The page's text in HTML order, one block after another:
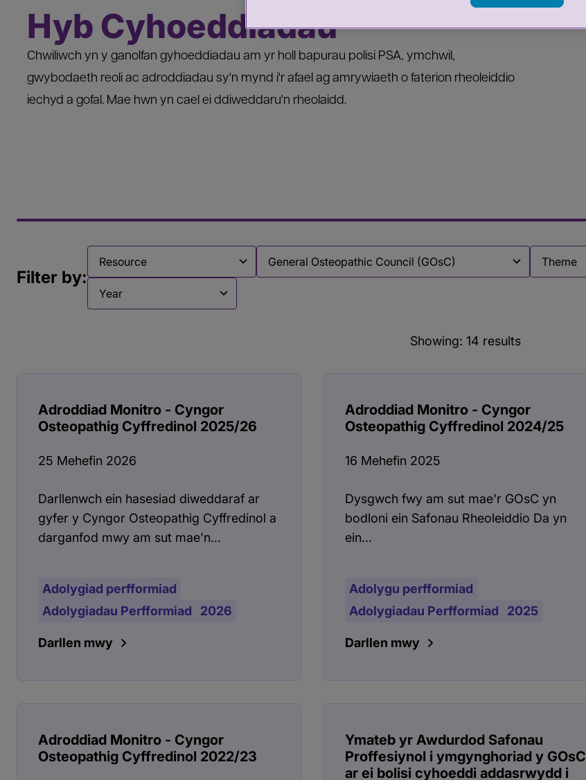
Hyb Cyhoeddiadau
Chwiliwch yn y ganolfan gyhoeddiadau am yr holl bapurau polisi PSA, ymchwil,
gwybodaeth reoli ac adroddiadau sy'n mynd i'r afael ag amrywiaeth o faterion rheoleiddio
iechyd a gofal. Mae hwn yn cael ei ddiweddaru'n rheolaidd.
Filter by:
Showing: 14 results
Adroddiad Monitro - Cyngor
Osteopathig Cyffredinol 2025/26
25 Mehefin 2026
Darllenwch ein hasesiad diweddaraf ar
gyfer y Cyngor Osteopathig Cyffredinol a
darganfod mwy am sut mae'n...
Adolygiad perfformiad
Adolygiadau Perfformiad
2026
Darllen mwy
Adroddiad Monitro - Cyngor
Osteopathig Cyffredinol 2024/25
16 Mehefin 2025
Dysgwch fwy am sut mae'r GOsC yn
bodloni ein Safonau Rheoleiddio Da yn
ein...
Adolygu perfformiad
Adolygiadau Perfformiad
2025
Darllen mwy
Adroddiad Monitro - Cyngor
Osteopathig Cyffredinol 2022/23
Ymateb yr Awdurdod Safonau
Proffesiynol i ymgynghoriad y GOsC
ar ei bolisi cyhoeddi addasrwydd i